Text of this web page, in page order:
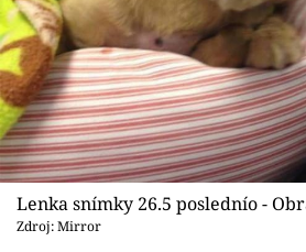
Lenka snímky 26.5 poslednío -
Zdroj: Mirror